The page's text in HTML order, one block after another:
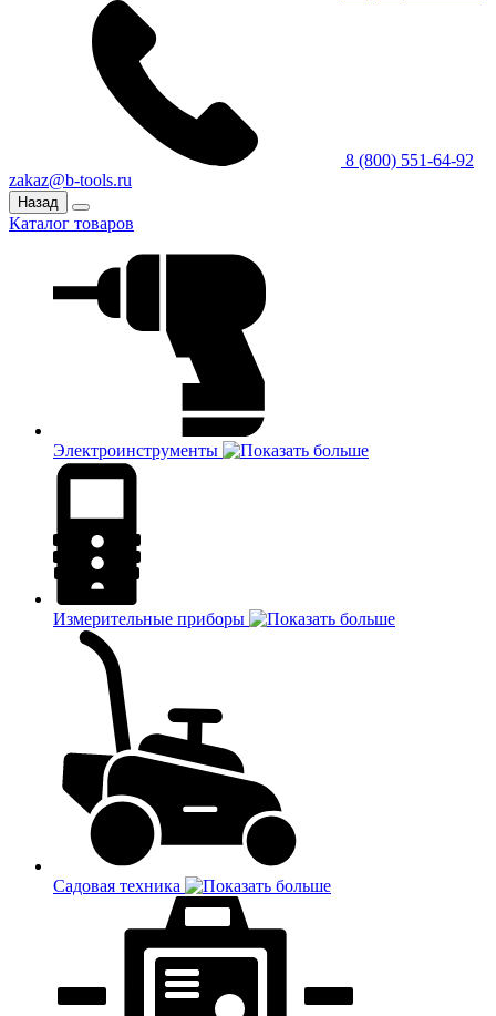
8 (800) 551-64-92
zakaz@b-tools.ru
Назад
Каталог товаров
Электроинструменты
Измерительные приборы
Садовая техника